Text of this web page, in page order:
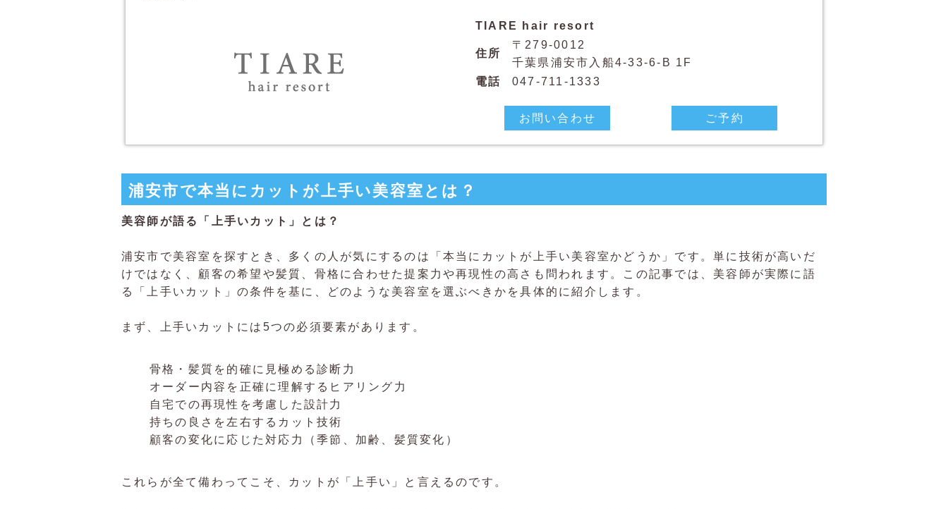
TIARE hair resort
住所
〒279-0012
千葉県浦安市入船4-33-6-B 1F
電話
047-711-1333
お問い合わせ ご予約
浦安市で本当にカットが上手い美容室とは？
美容師が語る「上手いカット」とは？
浦安市で美容室を探すとき、多くの人が気にするのは「本当にカットが上手い美容室かどうか」です。単に技術が高いだ
けではなく、顧客の希望や髪質、骨格に合わせた提案力や再現性の高さも問われます。この記事では、美容師が実際に語
る「上手いカット」の条件を基に、どのような美容室を選ぶべきかを具体的に紹介します。
まず、上手いカットには5つの必須要素があります。
骨格・髪質を的確に見極める診断力
オーダー内容を正確に理解するヒアリング力
自宅での再現性を考慮した設計力
持ちの良さを左右するカット技術
顧客の変化に応じた対応力（季節、加齢、髪質変化）
これらが全て備わってこそ、カットが「上手い」と言えるのです。